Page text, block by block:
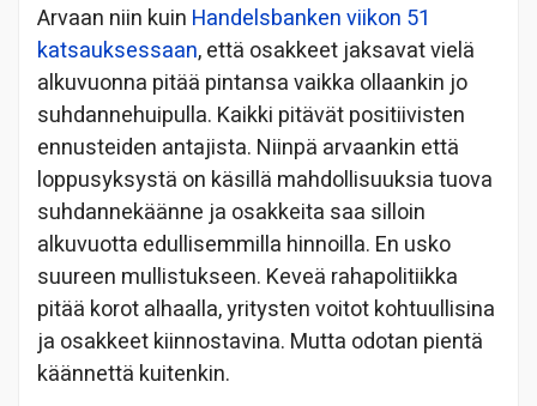
Arvaan niin kuin Handelsbanken viikon 51
katsauksessaan, että osakkeet jaksavat vielä
alkuvuonna pitää pintansa vaikka ollaankin jo
suhdannehuipulla. Kaikki pitävät positiivisten
ennusteiden antajista. Niinpä arvaankin että
loppusyksystä on käsillä mahdollisuuksia tuova
suhdannekäänne ja osakkeita saa silloin
alkuvuotta edullisemmilla hinnoilla. En usko
suureen mullistukseen. Keveä rahapolitiikka
pitää korot alhaalla, yritysten voitot kohtuullisina
ja osakkeet kiinnostavina. Mutta odotan pientä
käännettä kuitenkin.